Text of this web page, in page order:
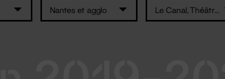
Nantes et agglo Le Canal, Théâtre du Pays de Redon